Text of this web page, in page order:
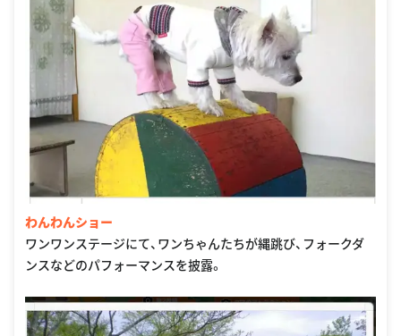
わんわんショー
ワンワンステージにて、ワンちゃんたちが縄跳び、フォークダ
ンスなどのパフォーマンスを披露。